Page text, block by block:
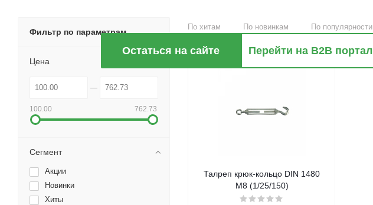
По хитам По новинкам По популярности
Талреп крюк-кольцо DIN 1480
М8 (1/25/150)
Фильтр по параметрам
Цена
100.00 762.73
Сегмент
Акции
Новинки
Хиты
Остаться на сайте Перейти на B2B портал